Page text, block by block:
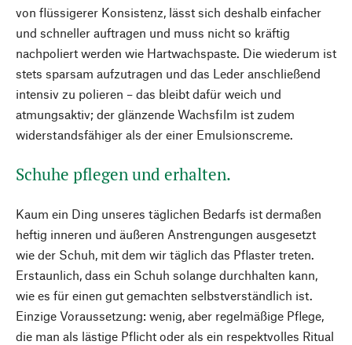
von flüssigerer Konsistenz, lässt sich deshalb einfacher
und schneller auftragen und muss nicht so kräftig
nachpoliert werden wie Hartwachspaste. Die wiederum ist
stets sparsam aufzutragen und das Leder anschließend
intensiv zu polieren – das bleibt dafür weich und
atmungsaktiv; der glänzende Wachsfilm ist zudem
widerstandsfähiger als der einer Emulsionscreme.
Schuhe pflegen und erhalten.
Kaum ein Ding unseres täglichen Bedarfs ist dermaßen
heftig inneren und äußeren Anstrengungen ausgesetzt
wie der Schuh, mit dem wir täglich das Pflaster treten.
Erstaunlich, dass ein Schuh solange durchhalten kann,
wie es für einen gut gemachten selbstverständlich ist.
Einzige Voraussetzung: wenig, aber regelmäßige Pflege,
die man als lästige Pflicht oder als ein respektvolles Ritual